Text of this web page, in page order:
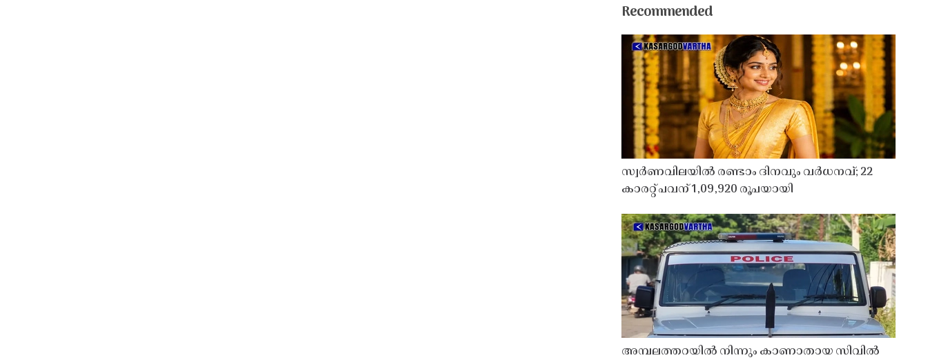
Recommended
സ്വർണവിലയിൽ രണ്ടാം ദിനവും വർധനവ്; 22
കാരറ്റ് പവന് 1,09,920 രൂപയായി
അമ്പലത്തറയിൽ നിന്നും കാണാതായ സിവിൽ